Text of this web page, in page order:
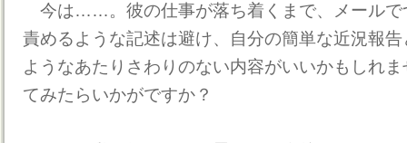
今は……。彼の仕事が落ち着くまで、メールで
責めるような記述は避け、自分の簡単な近況報
ようなあたりさわりのない内容がいいかもしれ
てみたらいかがですか？